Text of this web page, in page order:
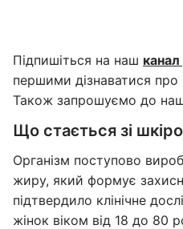
Підпишіться на наш
першими дізнаватися про
Також запрошуємо до
Що стається зі
Організм поступово
жиру, який формує
підтвердило клінічне
жінок віком від 18 до 80